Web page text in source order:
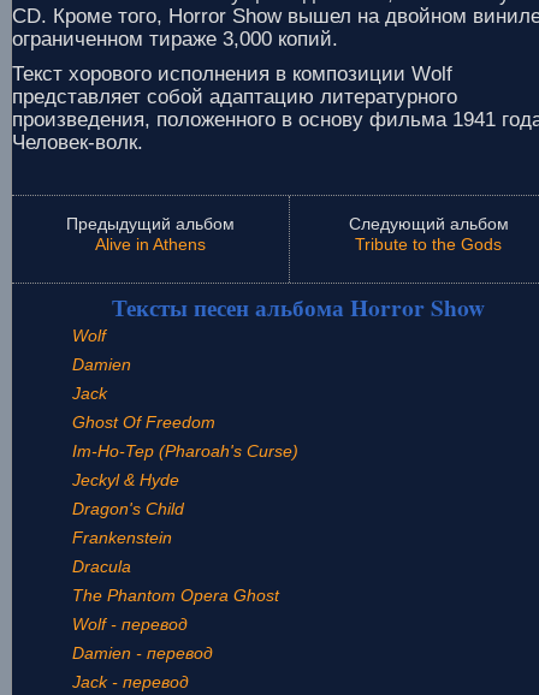
CD. Кроме того, Horror Show вышел на двойном
ограниченном тираже 3,000 копий.
Текст хорового исполнения в композиции Wolf
представляет собой адаптацию литературного
произведения, положенного в основу фильма 1941
Человек-волк.
Предыдущий альбом
Alive in Athens
Следующий альбом
Tribute to the Gods
Тексты песен альбома Horror Show
Wolf
Damien
Jack
Ghost Of Freedom
Im-Ho-Tep (Pharoah's Curse)
Jeckyl & Hyde
Dragon's Child
Frankenstein
Dracula
The Phantom Opera Ghost
Wolf - перевод
Damien - перевод
Jack - перевод